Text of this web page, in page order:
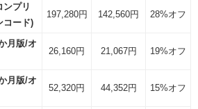
プリ
コード)
197,280円 142,560円 28%オフ
月版/オ
26,160円 21,067円 19%オフ
月版/オ
52,320円 44,352円 15%オフ